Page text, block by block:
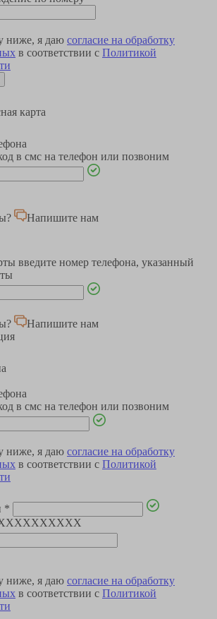
ниже, я даю согласие на обработку
в соответствии с Политикой
карта
в смс на телефон или позвоним
Напишите нам
введите номер телефона, указанный
Напишите нам
в смс на телефон или позвоним
ниже, я даю согласие на обработку
в соответствии с Политикой
*
ниже, я даю согласие на обработку
в соответствии с Политикой